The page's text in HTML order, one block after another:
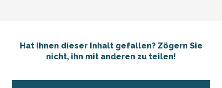
Hat Ihnen dieser Inhalt gefallen? Zögern Sie
nicht, ihn mit anderen zu teilen!